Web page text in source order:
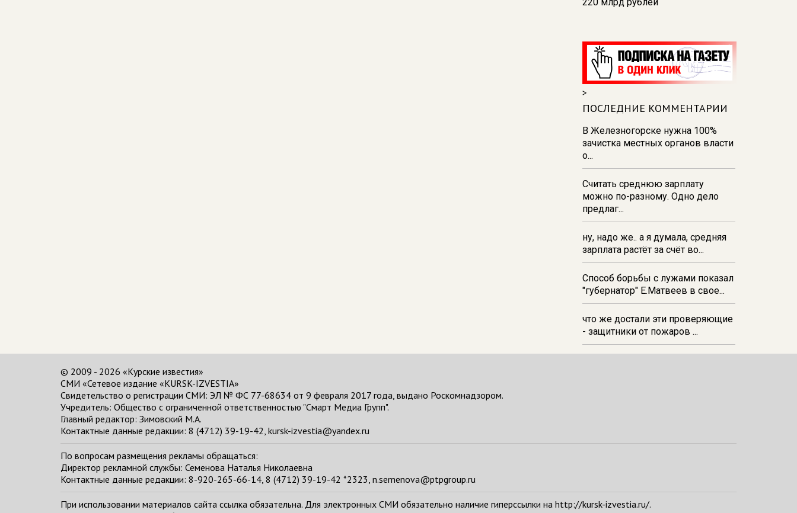
24,7 тыс. человек
14:50
Глава Железногорска
назвал причины перебоев с
водой
14:01На водоемах Курской
области погибли 10 человек, двое
из них - дети
12:46
видит экономику в реальном
времени
>
ПОСЛЕДНИЕ КОММЕНТАРИИ
В Железногорске нужна 100%
зачистка местных органов власти
о...
Считать среднюю зарплату
можно по-разному. Одно дело
предлаг...
ну, надо же.. а я думала, средняя
зарплата растёт за счёт во...
Способ борьбы с лужами показал
"губернатор" Е.Матвеев в свое...
что же достали эти проверяющие
- защитники от пожаров ...
© 2009 - 2026 «Курские известия»
СМИ «Сетевое издание «KURSK-IZVESTIA»
Свидетельство о регистрации СМИ: ЭЛ № ФС 77-68634 от 9 февраля 2017 года, выдано Роскомнадзором.
Учредитель: Общество с ограниченной ответственностью "Смарт Медиа Групп".
Главный редактор: Зимовский М.А.
Контактные данные редакции: 8 (4712) 39-19-42, kursk-izvestia@yandex.ru
По вопросам размещения рекламы обращаться:
Директор рекламной службы: Семенова Наталья Николаевна
Контактные данные редакции: 8-920-265-66-14, 8 (4712) 39-19-42 *2323, n.semenova@ptpgroup.ru
При использовании материалов сайта ссылка обязательна. Для электронных СМИ обязательно наличие гиперссылки на http://kursk-izvestia.ru/.